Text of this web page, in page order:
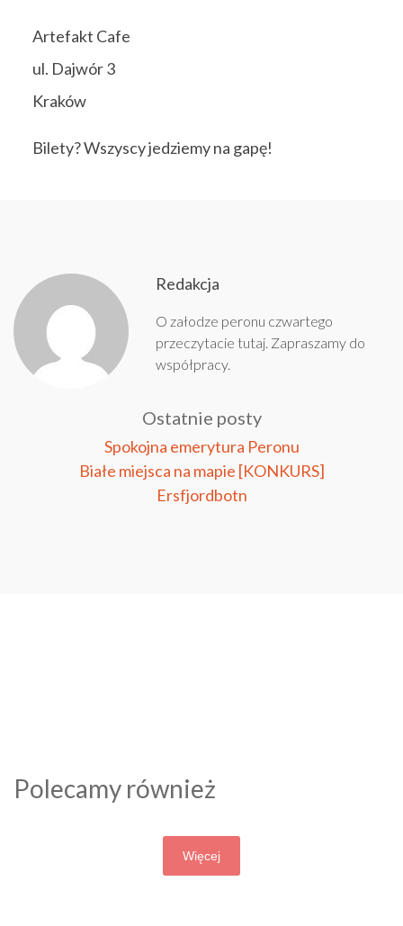
Artefakt Cafe
ul. Dajwór 3
Kraków
Bilety? Wszyscy jedziemy na gapę!
Redakcja
O załodze peronu czwartego
przeczytacie tutaj. Zapraszamy do
współpracy.
Ostatnie posty
Spokojna emerytura Peronu
Białe miejsca na mapie [KONKURS]
Ersfjordbotn
Polecamy również
Więcej